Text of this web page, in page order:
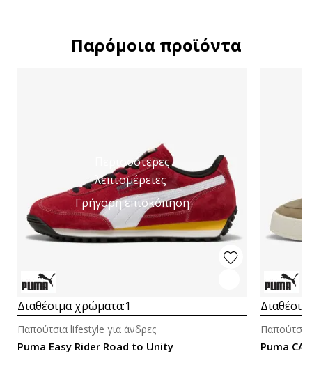
Παρόμοια προϊόντα
Περισσότερες
λεπτομέρειες
Γρήγορη επισκόπηση
Διαθέσιμα χρώματα:1
Puma Easy Rider Road to Unity
Παπούτσια lifestyle για άνδρες
Puma CA